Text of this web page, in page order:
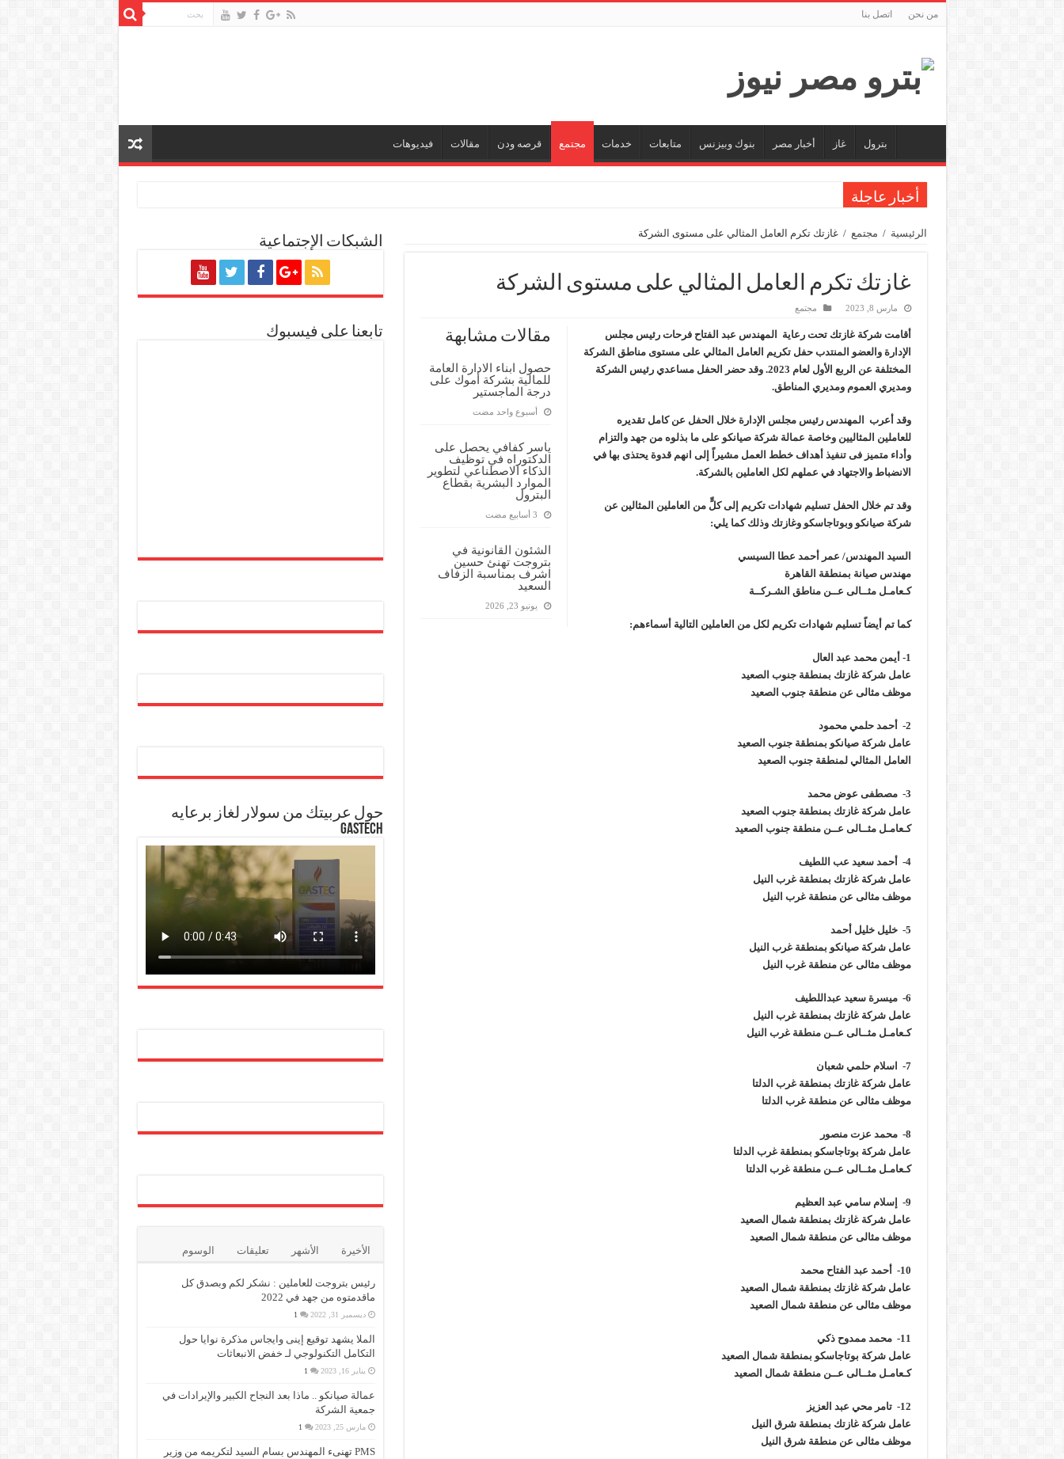
من نحن اتصل بنا
بترول غاز أخبار مصر بنوك وبيزنس متابعات خدمات مجتمع قرصه ودن مقالات فيديوهات
أخبار عاجلة
أكبا تبدأ تصدير 60 ألف طن من زيوت المحركات البحرية للأسواق الخارجية
سيدبك تؤكد ريادتها في جودة الخامات باعتماد عالمي جديد
وزير البترول والثروة المعدنية يبحث مع إكسون موبيل العالمية آليات تنفيذ مذكرة التفاهم لربط اكتشافات الشركة في قبرص بالبنية التحتية المصرية
رئيسا العامة وبترومنت في زيارة لحقول ابوسنان
وزير البترول والثروة المعدنية يتفقد استئناف أعمال الحفر بحقل البركة في أسوان بعد توقف منذ عام 2022.. ويؤكد: كامل الاهتمام لوضع صعيد مصر على خريطة الاستثمار البترولي
وزير البترول يتابع انتاج حقل البركة في اسوان
النيل للبترول» تحصد شهادة «ISO 39001» لنظام إدارة السلامة المرورية بجهود ذاتية
الرئيسية / مجتمع / غازتك تكرم العامل المثالي على مستوى الشركة
غازتك تكرم العامل المثالي على مستوى الشركة
مارس 8, 2023 مجتمع
مقالات مشابهة
حصول ابناء الادارة العامة
للمالية بشركة أموك على
درجة الماجستير
‏أسبوع واحد مضت
ياسر كفافي يحصل على
الدكتوراه في توظيف
الذكاء الاصطناعي لتطوير
الموارد البشرية بقطاع
البترول
الشئون القانونية في
بتروجت تهنئ حسين
اشرف بمناسبة الزفاف
السعيد
يونيو 23, 2026
أقامت شركة غازتك تحت رعاية المهندس عبد الفتاح فرحات رئيس مجلس
الإدارة والعضو المنتدب حفل تكريم العامل المثالي على مستوى مناطق الشركة
المختلفة عن الربع الأول لعام 2023. وقد حضر الحفل مساعدي رئيس الشركة
ومديري العموم ومديري المناطق.
وقد أعرب المهندس رئيس مجلس الإدارة خلال الحفل عن كامل تقديره
للعاملين المثاليين وخاصة عمالة شركة صيانكو على ما بذلوه من جهد والتزام
وأداء متميز فى تنفيذ أهداف خطط العمل مشيراً إلى انهم قدوة يحتذى بها في
الانضباط والاجتهاد في عملهم لكل العاملين بالشركة.
وقد تم خلال الحفل تسليم شهادات تكريم إلى كلٍّ من العاملين المثالين عن
شركة صيانكو وبوتاجاسكو وغازتك وذلك كما يلي:
السيد المهندس/ عمر أحمد عطا السيسي
مهندس صيانة بمنطقة القاهرة
كـعامـل مثــالى عــن مناطق الشـركــة
كما تم أيضاً تسليم شهادات تكريم لكل من العاملين التالية أسماءهم:
1- أيمن محمد عبد العال
عامل شركة غازتك بمنطقة جنوب الصعيد
موظف مثالى عن منطقة جنوب الصعيد
2- أحمد حلمي محمود
عامل شركة صيانكو بمنطقة جنوب الصعيد
العامل المثالي لمنطقة جنوب الصعيد
3- مصطفى عوض محمد
عامل شركة غازتك بمنطقة جنوب الصعيد
كـعامـل مثــالى عــن منطقة جنوب الصعيد
4- أحمد سعيد عب اللطيف
عامل شركة غازتك بمنطقة غرب النيل
موظف مثالى عن منطقة غرب النيل
5- خليل خليل أحمد
عامل شركة صيانكو بمنطقة غرب النيل
موظف مثالى عن منطقة غرب النيل
6- ميسرة سعيد عبداللطيف
عامل شركة غازتك بمنطقة غرب النيل
كـعامـل مثــالى عــن منطقة غرب النيل
7- اسلام حلمي شعبان
عامل شركة غازتك بمنطقة غرب الدلتا
موظف مثالى عن منطقة غرب الدلتا
8- محمد عزت منصور
عامل شركة بوتاجاسكو بمنطقة غرب الدلتا
كـعامـل مثــالى عــن منطقة غرب الدلتا
9- إسلام سامي عبد العظيم
عامل شركة غازتك بمنطقة شمال الصعيد
موظف مثالى عن منطقة شمال الصعيد
10- أحمد عبد الفتاح محمد
عامل شركة غازتك بمنطقة شمال الصعيد
موظف مثالى عن منطقة شمال الصعيد
11- محمد ممدوح ذكي
عامل شركة بوتاجاسكو بمنطقة شمال الصعيد
كـعامـل مثــالى عــن منطقة شمال الصعيد
12- تامر محي عبد العزيز
عامل شركة غازتك بمنطقة شرق النيل
موظف مثالى عن منطقة شرق النيل
الشبكات الإجتماعية
تابعنا على فيسبوك
حول عربيتك من سولار لغاز برعايه
GASTECH
الأخيرة الأشهر تعليقات الوسوم
رئيس بتروجت للعاملين : نشكر لكم وبصدق كل
ماقدمتوه من جهد في 2022
ديسمبر 31, 2022 1
الملا يشهد توقيع إينى وايجاس مذكرة نوايا حول
التكامل التكنولوجي لـ خفض الانبعاثات
يناير 16, 2023 1
عمالة صيانكو .. ماذا بعد النجاح الكبير والإيرادات في
جمعية الشركة
مارس 25, 2023 1
PMS تهنىء المهندس بسام السيد لتكريمه من وزير